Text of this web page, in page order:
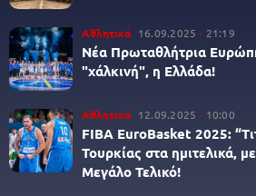
Αθλητικά 16.09.2025 21:19
Νέα Πρωταθλήτρια
"χάλκινή", η Ελλάδα!
Αθλητικά 12.09.2025 10:00
FIBA EuroBasket 2025:
Τουρκίας στα ημιτελικά,
Μεγάλο Τελικό!